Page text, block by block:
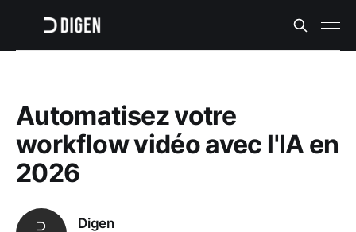
Automatisez votre
workflow vidéo avec l'IA en
2026
Digen